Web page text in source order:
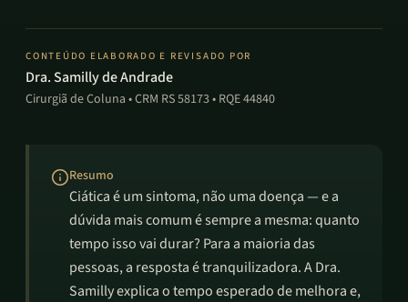
CONTEÚDO ELABORADO E REVISADO POR
Dra. Samilly de Andrade
Cirurgiã de Coluna • CRM RS 58173 • RQE 44840
Resumo
Ciática é um sintoma, não uma doença — e a
dúvida mais comum é sempre a mesma: quanto
tempo isso vai durar? Para a maioria das
pessoas, a resposta é tranquilizadora. A Dra.
Samilly explica o tempo esperado de melhora e,